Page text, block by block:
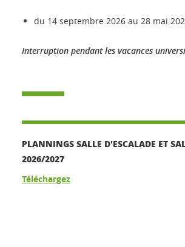
du 14 septembre 2026 au 28 mai
Interruption pendant les vacances
PLANNINGS SALLE D'ESCALADE ET
2026/2027
Téléchargez